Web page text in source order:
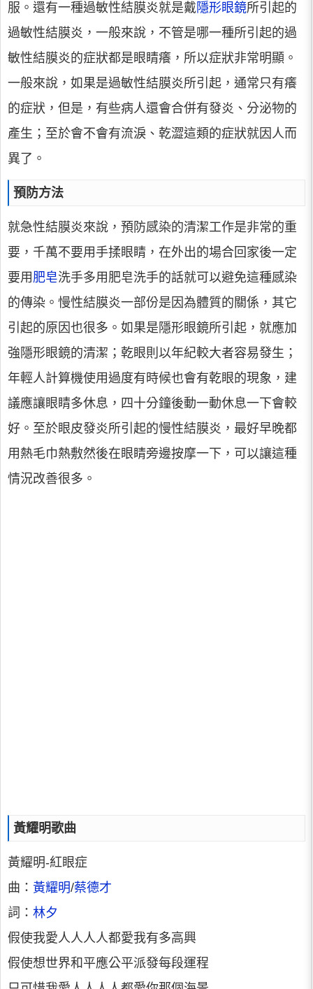
服。還有一種過敏性結膜炎就是戴隱形眼鏡所引起的
過敏性結膜炎，一般來說，不管是哪一種所引起的過
敏性結膜炎的症狀都是眼睛癢，所以症狀非常明顯。
一般來說，如果是過敏性結膜炎所引起，通常只有癢
的症狀，但是，有些病人還會合併有發炎、分泌物的
產生；至於會不會有流淚、乾澀這類的症狀就因人而
異了。
預防方法
就急性結膜炎來說，預防感染的清潔工作是非常的重
要，千萬不要用手揉眼睛，在外出的場合回家後一定
要用 肥皂洗手多用肥皂洗手的話就可以避免這種感染
的傳染。慢性結膜炎一部份是因為體質的關係，其它
引起的原因也很多。如果是隱形眼鏡所引起，就應加
強隱形眼鏡的清潔；乾眼則以年紀較大者容易發生；
年輕人計算機使用過度有時候也會有乾眼的現象，建
議應讓眼睛多休息，四十分鐘後動一動休息一下會較
好。至於眼皮發炎所引起的慢性結膜炎，最好早晚都
用熱毛巾熱敷然後在眼睛旁邊按摩一下，可以讓這種
情況改善很多。
黃耀明歌曲
黃耀明-紅眼症
曲： 黃耀明/蔡德才
詞： 林夕
假使我愛人人人人都愛我有多高興
假使想世界和平應公平派發每段運程